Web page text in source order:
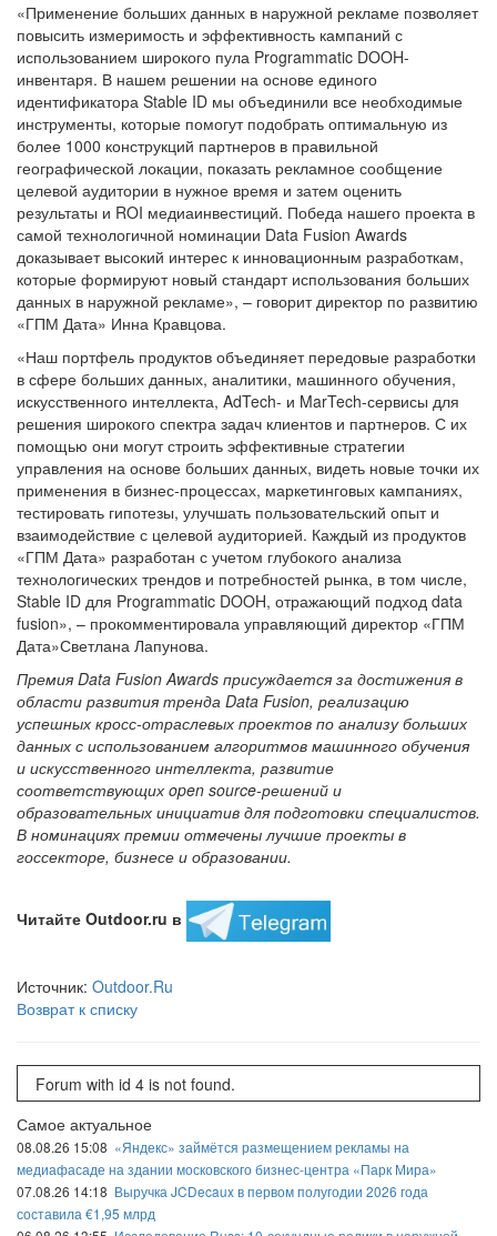
«Применение больших данных в наружной рекламе позволяет
повысить измеримость и эффективность кампаний с
использованием широкого пула Programmatic DOOH-
инвентаря. В нашем решении на основе единого
идентификатора Stable ID мы объединили все необходимые
инструменты, которые помогут подобрать оптимальную из
более 1000 конструкций партнеров в правильной
географической локации, показать рекламное сообщение
целевой аудитории в нужное время и затем оценить
результаты и ROI медиаинвестиций. Победа нашего проекта в
самой технологичной номинации Data Fusion Awards
доказывает высокий интерес к инновационным разработкам,
которые формируют новый стандарт использования больших
данных в наружной рекламе», – говорит директор по развитию
«ГПМ Дата» Инна Кравцова.
«Наш портфель продуктов объединяет передовые разработки
в сфере больших данных, аналитики, машинного обучения,
искусственного интеллекта, AdTech- и MarTech-сервисы для
решения широкого спектра задач клиентов и партнеров. С их
помощью они могут строить эффективные стратегии
управления на основе больших данных, видеть новые точки их
применения в бизнес-процессах, маркетинговых кампаниях,
тестировать гипотезы, улучшать пользовательский опыт и
взаимодействие с целевой аудиторией. Каждый из продуктов
«ГПМ Дата» разработан с учетом глубокого анализа
технологических трендов и потребностей рынка, в том числе,
Stable ID для Programmatic DOOH, отражающий подход data
fusion», – прокомментировала управляющий директор «ГПМ
Дата»Светлана Лапунова.
Премия Data Fusion Awards присуждается за достижения в
области развития тренда Data Fusion, реализацию
успешных кросс-отраслевых проектов по анализу больших
данных с использованием алгоритмов машинного обучения
и искусственного интеллекта, развитие
соответствующих open source-решений и
образовательных инициатив для подготовки специалистов.
В номинациях премии отмечены лучшие проекты в
госсекторе, бизнесе и образовании.
Читайте Outdoor.ru в
Источник: Outdoor.Ru
Возврат к списку
Forum with id 4 is not found.
Самое актуальное
08.08.26 15:08 «Яндекс» займётся размещением рекламы на
медиафасаде на здании московского бизнес-центра «Парк Мира»
07.08.26 14:18 Выручка JCDecaux в первом полугодии 2026 года
составила €1,95 млрд